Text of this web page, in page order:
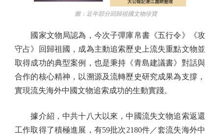
圖：近年部分回歸祖國文物珍寶
國家文物局認為，今次子彈庫帛書《五行令》《攻
守占》回歸祖國，成為主動追索歷史上流失重點文物並
取得成功的典型案例，也是秉持《青島建議書》對話與
合作的核心精神，以溯源及流轉歷史研究成果為支撐，
實現流失海外中國文物追索成功的生動實踐。
據介紹，中共十八大以來，中國流失文物追索返還
工作取得了積極進展，有59批次2180件／套流失海外中